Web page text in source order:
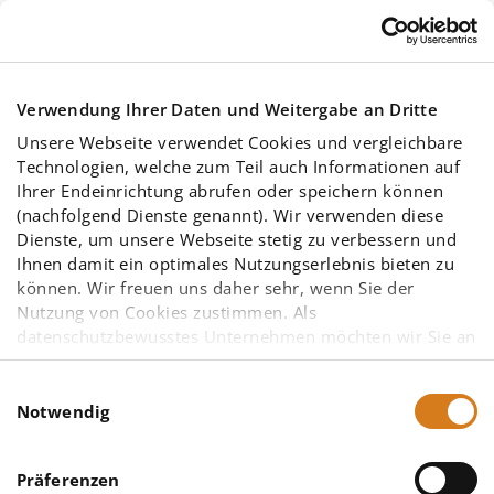
Verwendung Ihrer Daten und Weitergabe an Dritte
Unsere Webseite verwendet Cookies und vergleichbare
Technologien, welche zum Teil auch Informationen auf
Ihrer Endeinrichtung abrufen oder speichern können
(nachfolgend Dienste genannt). Wir verwenden diese
Dienste, um unsere Webseite stetig zu verbessern und
Ihnen damit ein optimales Nutzungserlebnis bieten zu
können. Wir freuen uns daher sehr, wenn Sie der
Nutzung von Cookies zustimmen. Als
datenschutzbewusstes Unternehmen möchten wir Sie an
dieser Stelle bereits darauf hinweisen, dass
Diensteanbieter – insbesondere solche mit Sitz in den
anderer gesetzlicher Grundlagen nicht vorrangig dem
europäischen Datenschutzrecht unterliegen. Eine
Notwendig
Präferenzen
Schnittstellen-
Technologien